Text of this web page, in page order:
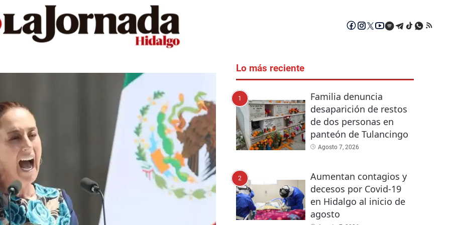
Lo más reciente
1
Familia denuncia
desaparición de restos
de dos personas en
panteón de Tulancingo
Agosto 7, 2026
2
Aumentan contagios y
decesos por Covid-19
en Hidalgo al inicio de
agosto